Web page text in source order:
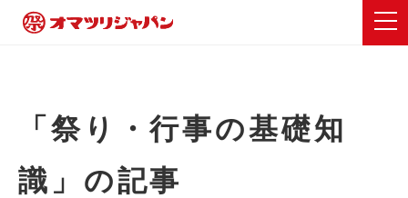
「祭り・行事の基礎知
識」の記事